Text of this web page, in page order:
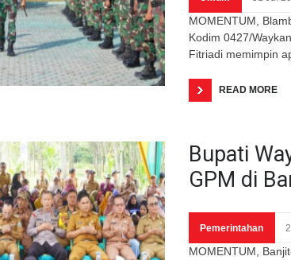
MOMENTUM,
Kodim 0427/
Fitriadi memimpin
READ MORE
Bupati
GPM di
Pemerintahan
MOMENTUM,